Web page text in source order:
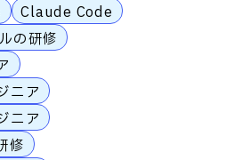
Claude Code
の研修
ニア
ニア
修